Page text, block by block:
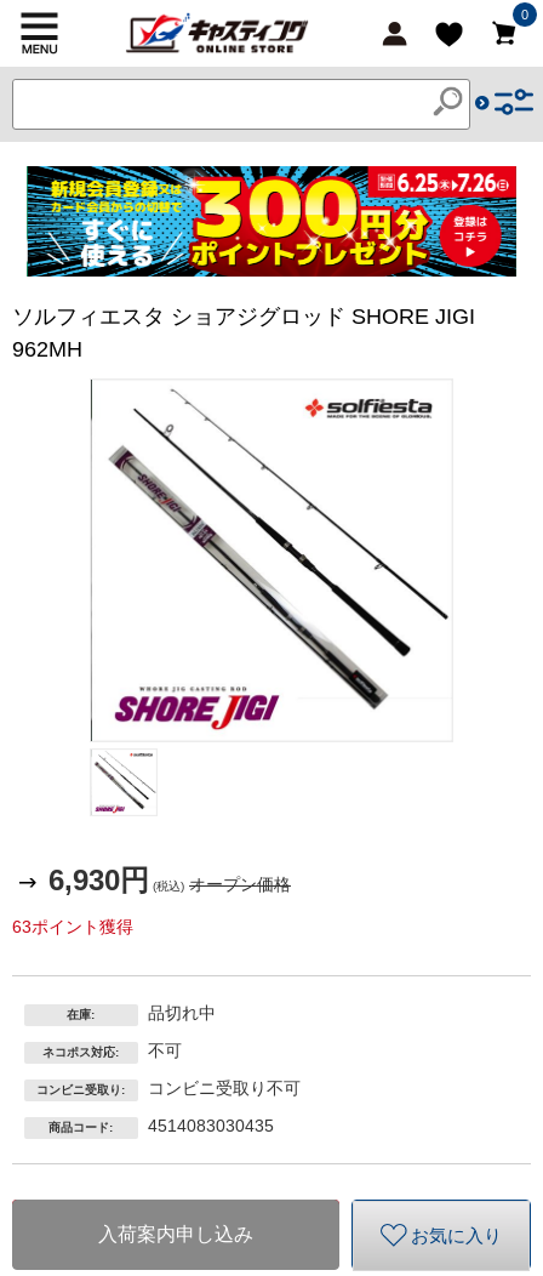
0
ソルフィエスタ ショアジグロッド SHORE JIGI
962MH
6,930円 (税込) オープン価格
63ポイント獲得
在庫: 品切れ中
ネコポス対応: 不可
コンビニ受取り: コンビニ受取り不可
商品コード: 4514083030435
入荷案内申し込み お気に入り